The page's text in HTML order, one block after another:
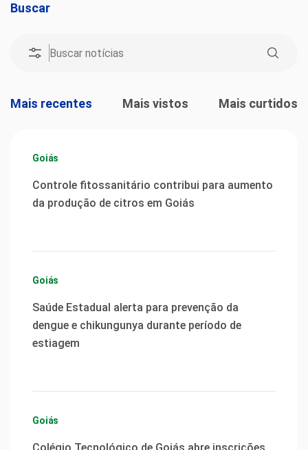
Buscar
Mais recentes Mais vistos Mais curtidos
Goiás
Controle fitossanitário contribui para aumento
da produção de citros em Goiás
Goiás
Saúde Estadual alerta para prevenção da
dengue e chikungunya durante período de
estiagem
Goiás